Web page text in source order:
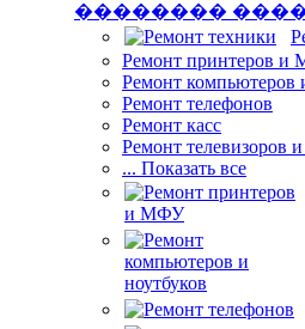
��������
Ремонт принтеров
Ремонт компьютеров
Ремонт телефонов
Ремонт касс
Ремонт телевизоров
... Показать все